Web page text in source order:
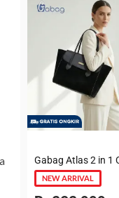
5
NEW ARRIVAL